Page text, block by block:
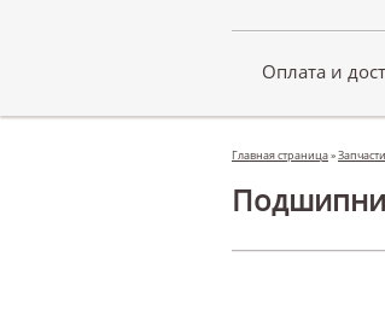
Оплата и
Главная страница»